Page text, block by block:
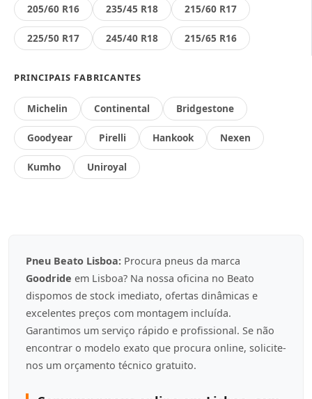
205/60 R16 235/45 R18 215/60 R17
225/50 R17 245/40 R18 215/65 R16
PRINCIPAIS FABRICANTES
Michelin Continental Bridgestone
Goodyear Pirelli Hankook Nexen
Kumho Uniroyal
Pneu Beato Lisboa: Procura pneus da marca
Goodride em Lisboa? Na nossa oficina no Beato
dispomos de stock imediato, ofertas dinâmicas e
excelentes preços com montagem incluída.
Garantimos um serviço rápido e profissional. Se não
encontrar o modelo exato que procura online, solicite-
nos um orçamento técnico gratuito.